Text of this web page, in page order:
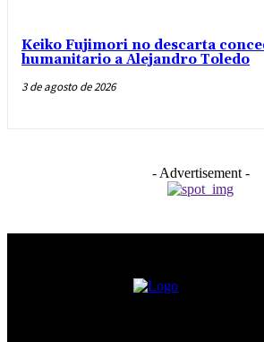
Keiko Fujimori no descarta
humanitario a Alejandro Toledo
3 de agosto de 2026
- Advertisement -